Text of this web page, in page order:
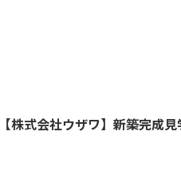
【株式会社ウザワ】新築完成